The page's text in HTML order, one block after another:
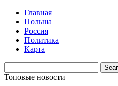
Главная
Польша
Россия
Политика
Карта
Топовые новости